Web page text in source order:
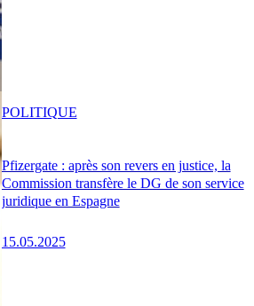
Pfizergate : après son revers en justice, la
Commission transfère le DG de son service
juridique en Espagne
15.05.2025
POLITIQUE